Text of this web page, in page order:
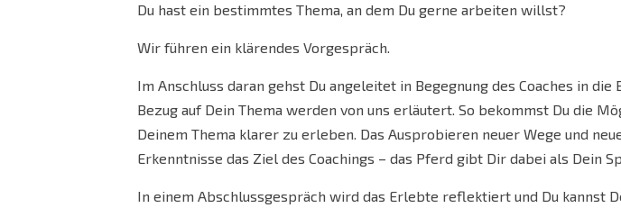
Du hast ein bestimmtes Thema, an dem Du gerne arbeiten willst?
Wir führen ein klärendes Vorgespräch.
Im Anschluss daran gehst Du angeleitet in Begegnung des Coaches in
Bezug auf Dein Thema werden von uns erläutert. So bekommst Du die
Deinem Thema klarer zu erleben. Das Ausprobieren neuer Wege und
Erkenntnisse das Ziel des Coachings – das Pferd gibt Dir dabei als Dein
In einem Abschlussgespräch wird das Erlebte reflektiert und Du kannst